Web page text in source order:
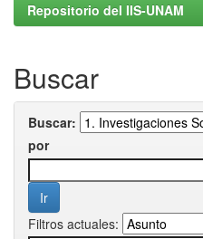
Repositorio del IIS-UNAM
Buscar
Buscar:
por
Filtros actuales: